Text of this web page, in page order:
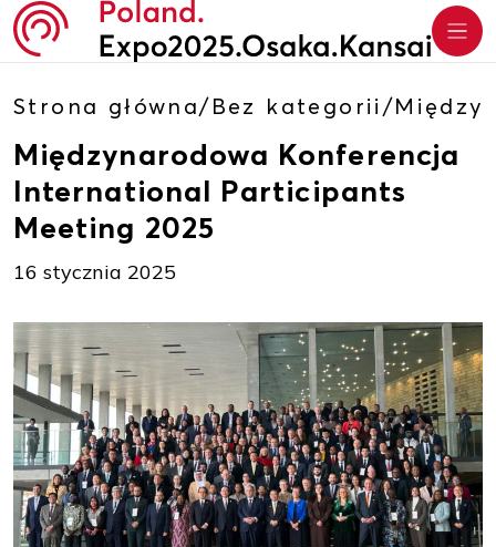
Strona główna/Bez kategorii /
Międzynarodowa Konferencja
International Participants
Meeting 2025
16 stycznia 2025